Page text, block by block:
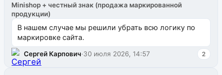
Minishop + честный знак (продажа маркированной
продукции)
В нашем случае мы решили убрать всю логику по
маркировке сайта.
Сергей Карпович·30 июля 2026, 14:57 2